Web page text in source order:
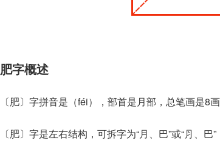
肥字概述
〔肥〕字拼音是（féi），部首是月部，总笔画是8画
〔肥〕字是左右结构，可拆字为“月、巴”或“⺼、巴”